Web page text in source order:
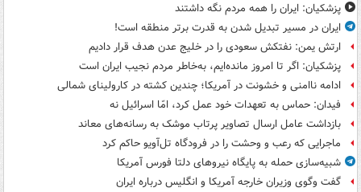
پزشکیان: ایران را همه مردم نگه داشتند
ایران در مسیر تبدیل شدن به قدرت برتر منطقه است!
ارتش یمن: نفتکش سعودی را در خلیج عدن هدف قرار دادیم
پزشکیان: اگر تا امروز مانده‌ایم، به‌خاطر مردم نجیب ایران است
ادامه ناامنی و خشونت در آمریکا؛ چندین کشته در کارولینای شمالی
فیدان: حماس به تعهدات خود عمل کرد، امّا اسرائیل نه
بازداشت عامل ارسال تصاویر پرتاب موشک به رسانه‌های معاند
ماجرایی که رعب و وحشت را در فرودگاه تل‌آویو حاکم کرد
شبیه‌سازی حمله به پایگاه نیروهای دلتا فورس آمریکا
گفت وگوی وزیران خارجه آمریکا و انگلیس درباره ایران